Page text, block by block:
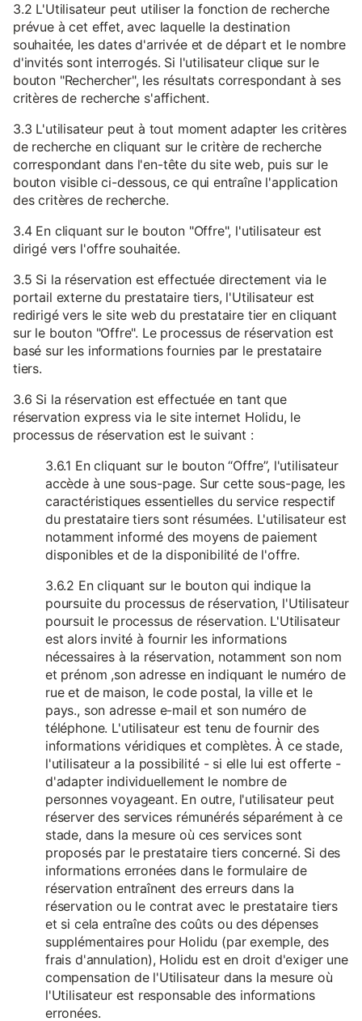
3.2 L'Utilisateur peut utiliser la fonction de recherche
prévue à cet effet, avec laquelle la destination
souhaitée, les dates d'arrivée et de départ et le nombre
d'invités sont interrogés. Si l'utilisateur clique sur le
bouton "Rechercher", les résultats correspondant à ses
critères de recherche s'affichent.
3.3 L'utilisateur peut à tout moment adapter les critères
de recherche en cliquant sur le critère de recherche
correspondant dans l'en-tête du site web, puis sur le
bouton visible ci-dessous, ce qui entraîne l'application
des critères de recherche.
3.4 En cliquant sur le bouton "Offre", l'utilisateur est
dirigé vers l'offre souhaitée.
3.5 Si la réservation est effectuée directement via le
portail externe du prestataire tiers, l'Utilisateur est
redirigé vers le site web du prestataire tier en cliquant
sur le bouton "Offre". Le processus de réservation est
basé sur les informations fournies par le prestataire
tiers.
3.6 Si la réservation est effectuée en tant que
réservation express via le site internet Holidu, le
processus de réservation est le suivant :
3.6.1 En cliquant sur le bouton “Offre”, l'utilisateur
accède à une sous-page. Sur cette sous-page, les
caractéristiques essentielles du service respectif
du prestataire tiers sont résumées. L'utilisateur est
notamment informé des moyens de paiement
disponibles et de la disponibilité de l'offre.
3.6.2 En cliquant sur le bouton qui indique la
poursuite du processus de réservation, l'Utilisateur
poursuit le processus de réservation. L'Utilisateur
est alors invité à fournir les informations
nécessaires à la réservation, notamment son nom
et prénom ,son adresse en indiquant le numéro de
rue et de maison, le code postal, la ville et le
pays., son adresse e-mail et son numéro de
téléphone. L'utilisateur est tenu de fournir des
informations véridiques et complètes. À ce stade,
l'utilisateur a la possibilité - si elle lui est offerte -
d'adapter individuellement le nombre de
personnes voyageant. En outre, l'utilisateur peut
réserver des services rémunérés séparément à ce
stade, dans la mesure où ces services sont
proposés par le prestataire tiers concerné. Si des
informations erronées dans le formulaire de
réservation entraînent des erreurs dans la
réservation ou le contrat avec le prestataire tiers
et si cela entraîne des coûts ou des dépenses
supplémentaires pour Holidu (par exemple, des
frais d'annulation), Holidu est en droit d'exiger une
compensation de l'Utilisateur dans la mesure où
l'Utilisateur est responsable des informations
erronées.